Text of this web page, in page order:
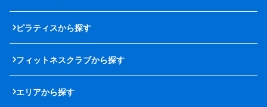
ピラティスから探す
フィットネスクラブから探す
エリアから探す